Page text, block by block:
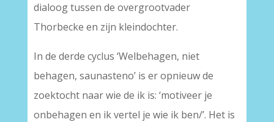
dialoog tussen de overgrootvader
Thorbecke en zijn kleindochter.
In de derde cyclus ‘Welbehagen, niet
behagen, saunasteno’ is er opnieuw de
zoektocht naar wie de ik is: ‘motiveer je
onbehagen en ik vertel je wie ik ben/’. Het is